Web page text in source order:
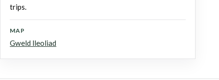
trips.
MAP
Gweld lleoliad